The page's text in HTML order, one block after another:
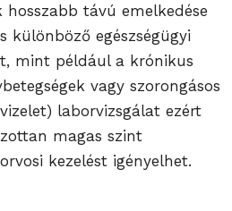
távú emelkedése
különböző egészségügyi
mint például a krónikus
vagy szorongásos
laborvizsgálat ezért
magas szint
kezelést igényelhet.